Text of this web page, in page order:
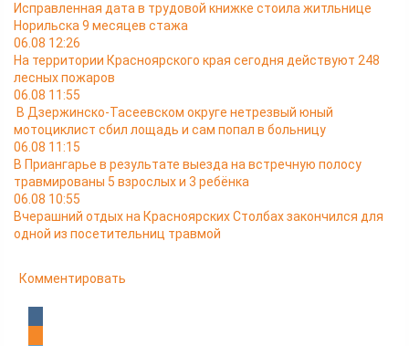
Исправленная дата в трудовой книжке стоила житльнице
Норильска 9 месяцев стажа
06.08 12:26
На территории Красноярского края сегодня действуют 248
лесных пожаров
06.08 11:55
В Дзержинско-Тасеевском округе нетрезвый юный
мотоциклист сбил лощадь и сам попал в больницу
06.08 11:15
В Приангарье в результате выезда на встречную полосу
травмированы 5 взрослых и 3 ребёнка
06.08 10:55
Вчерашний отдых на Красноярских Столбах закончился для
одной из посетительниц травмой
Комментировать